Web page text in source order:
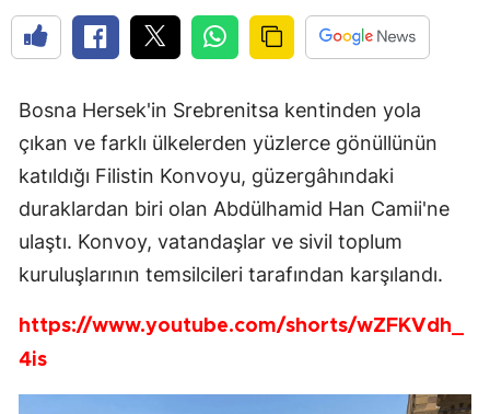
Bosna Hersek'in Srebrenitsa kentinden yola
çıkan ve farklı ülkelerden yüzlerce gönüllünün
katıldığı Filistin Konvoyu, güzergâhındaki
duraklardan biri olan Abdülhamid Han Camii'ne
ulaştı. Konvoy, vatandaşlar ve sivil toplum
kuruluşlarının temsilcileri tarafından karşılandı.
https://www.youtube.com/shorts/wZFKVdh_
4is